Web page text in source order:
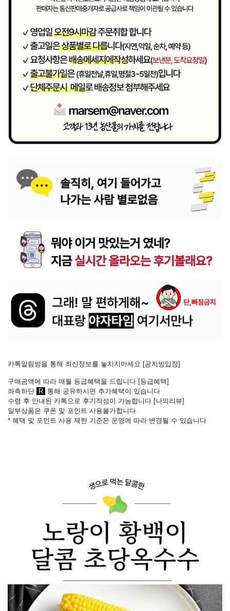
카톡알림방을 통해 최신정보를 놓치지마세요 [공지방입장]
구매금액에 따라 매월 등급혜택을 드립니다 [등급혜택]
좌측하단
R 통해 공유하시면 추가혜택이 있습니다
수령 후 안내된 카톡으로 후기작성이 가능합니다 [나의리뷰]
일부상품은 쿠폰 및 포인트 사용불가합니다
* 혜택 및 포인트 사용 제한 기준은 운영에 따라 변경될 수 있습니다